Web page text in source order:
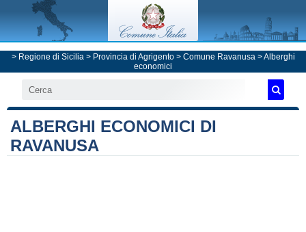
> Regione di Sicilia> Provincia di Agrigento> Comune Ravanusa> Alberghi
economici
ALBERGHI ECONOMICI DI
RAVANUSA